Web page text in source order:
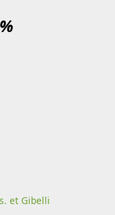
et Gibelli